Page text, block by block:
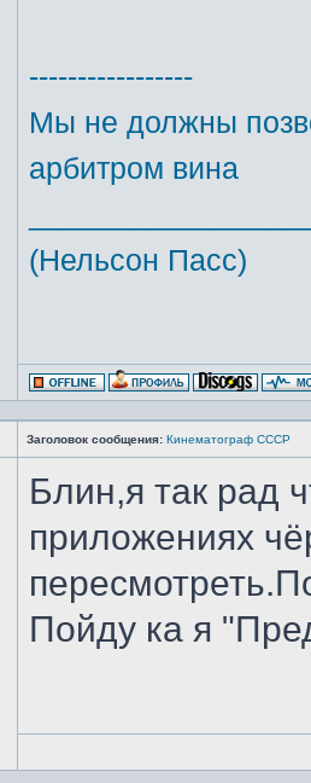
-----------------
Мы не должны
арбитром вина
(Нельсон Пасс)
Заголовок сообщения: Кинематограф СССР
Блин,я так рад
приложениях
Пойду ка я